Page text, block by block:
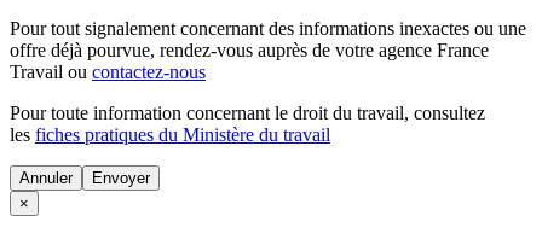
Pour tout signalement concernant des informations inexactes ou une
offre déjà pourvue, rendez-vous auprès de votre agence France
Travail ou contactez-nous
Pour toute information concernant le droit du travail, consultez
les fiches pratiques du Ministère du travail
Annuler
×